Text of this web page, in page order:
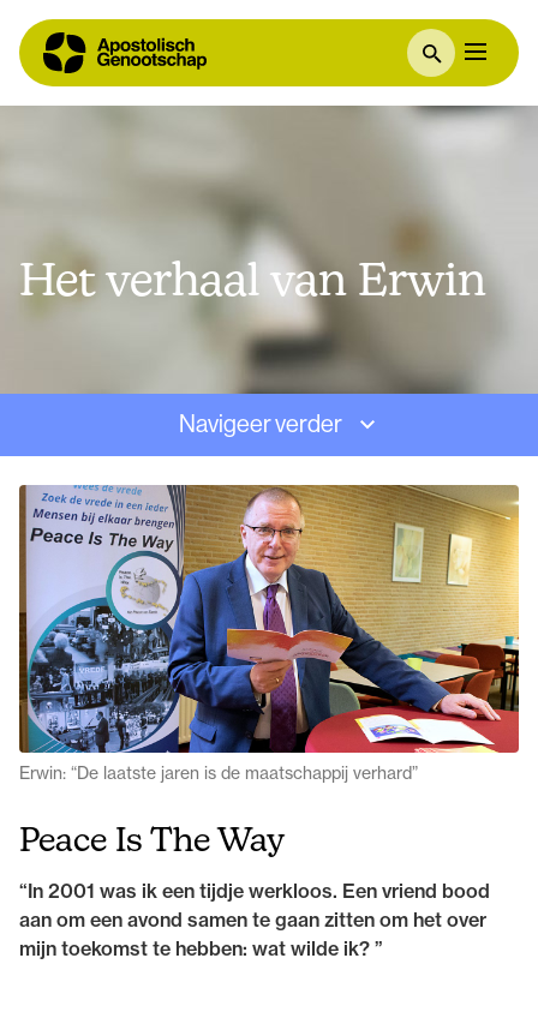
Het verhaal van Erwin
Navigeer verder
Erwin: “De laatste jaren is de maatschappij verhard”
Peace Is The Way
“In 2001 was ik een tijdje werkloos. Een vriend bood
aan om een avond samen te gaan zitten om het over
mijn toekomst te hebben: wat wilde ik? ”